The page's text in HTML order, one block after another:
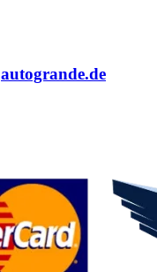
autogrande.de